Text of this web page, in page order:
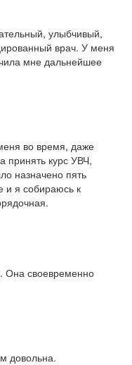
улыбчивый,
врач. У меня
мне дальнейшее
во время, даже
принять курс УВЧ,
назначено пять
и я собираюсь к
Она своевременно
довольна.